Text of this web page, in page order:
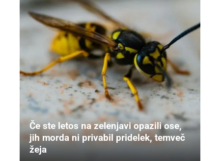
Če ste letos na zelenjavi opazili ose,
jih morda ni privabil pridelek, temveč
žeja